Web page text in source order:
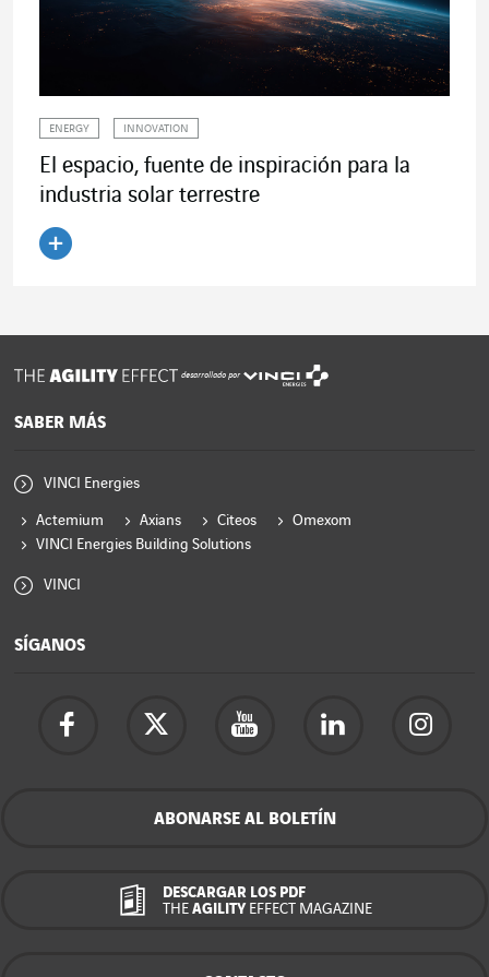
ENERGY INNOVATION
El espacio, fuente de inspiración para la
industria solar terrestre
desarrollado por
SABER MÁS
VINCI Energies
Actemium Axians Citeos
Omexom
VINCI Energies Building Solutions
VINCI
SÍGANOS
ABONARSE AL BOLETÍN
DESCARGAR LOS PDF
THE AGILITY EFFECT MAGAZINE